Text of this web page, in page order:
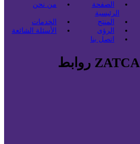
الصفحة
الرئيسية
من نحن
المنتج
الخدمات
الرؤى
الأسئلة الشائعة
اتصل بنا
ZATCA روابط